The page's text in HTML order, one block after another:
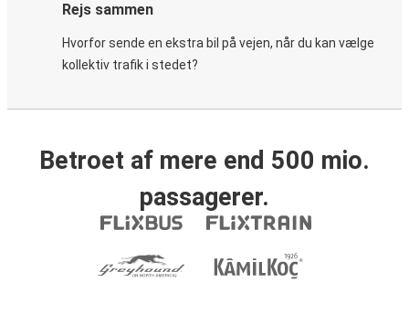
Rejs sammen
Hvorfor sende en ekstra bil på vejen, når du kan vælge
kollektiv trafik i stedet?
Betroet af mere end 500 mio.
passagerer.